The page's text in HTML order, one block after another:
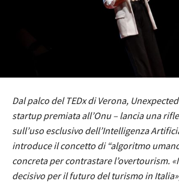
Dal palco del TEDx di Verona,
startup premiata all’Onu – lancia una
sull’uso esclusivo dell’Intelligenza
introduce il concetto di “algoritmo
concreta per contrastare l’overtourism.
decisivo per il futuro del turismo in